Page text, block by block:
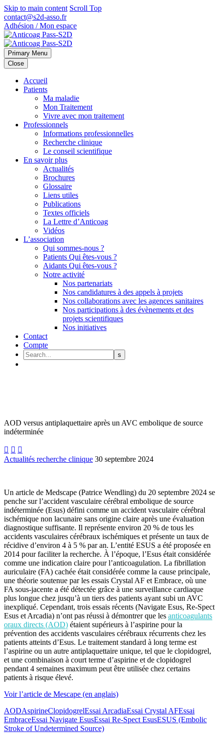
Skip to main content Scroll Top
contact@s2d-asso.fr
Adhésion / Mon espace
Primary Menu
Close
Accueil
Patients
Ma maladie
Mon Traitement
Vivre avec mon traitement
Professionnels
Informations professionnelles
Recherche clinique
Le conseil scientifique
En savoir plus
Actualités
Brochures
Glossaire
Liens utiles
Publications
Textes officiels
La Lettre d’Anticoag
Vidéos
L’association
Qui sommes-nous ?
Patients Qui êtes-vous ?
Aidants Qui êtes-vous ?
Notre activité
Nos partenariats
Nos candidatures à des appels à projets
Nos collaborations avec les agences sanitaires
Nos participations à des évènements et des
projets scientifiques
Nos initiatives
Contact
Compte
AOD versus antiplaquettaire après un AVC embolique de source
indéterminée
  
Actualités recherche clinique 30 septembre 2024
Un article de Medscape (Patrice Wendling) du 20 septembre 2024 se
penche sur l’accident vasculaire cérébral embolique de source
indéterminée (Esus) défini comme un accident vasculaire cérébral
ischémique non lacunaire sans origine claire après une évaluation
diagnostique suffisante. Il représente environ 20 % de tous les
accidents vasculaires cérébraux ischémiques et présente un taux de
récidive d’environ 4 à 5 % par an. L’entité ESUS a été proposée en
2014 pour faciliter la recherche. À l’époque, l’Esus était considérée
comme une indication claire pour l’anticoagulation. La fibrillation
auriculaire (FA) cachée était considérée comme la cause principale,
une théorie soutenue par les essais Crystal AF et Embrace, où une
FA sous-jacente a été détectée grâce à une surveillance cardiaque
plus longue chez jusqu’à un tiers des patients ayant subi un AVC
inexpliqué. Cependant, trois essais récents (Navigate Esus, Re-Spect
Esus et Arcadia) n’ont pas réussi à démontrer que les anticoagulants
oraux directs (AOD) étaient supérieurs à l’aspirine pour la
prévention des accidents vasculaires cérébraux récurrents chez les
patients atteints d’Esus. Le traitement standard à long terme est
l’aspirine ou un autre antiplaquettaire unique, tel que le clopidogrel,
et une combinaison à court terme d’aspirine et de clopidogrel
pendant 4 semaines maximum peut être utilisée chez certains
patients à risque élevé.
Voir l’article de Mescape (en anglais)
AODAspirineClopidogrelEssai ArcadiaEssai Crystal AFEssai
EmbraceEssai Navigate EsusEssai Re-Spect EsusESUS (Embolic
Stroke of Undetermined Source)